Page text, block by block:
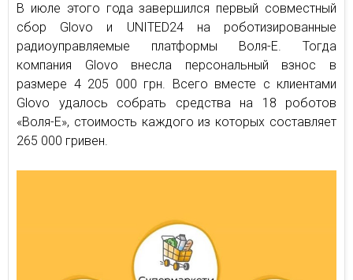
В июле этого года завершился первый совместный
сбор Glovo и UNITED24 на роботизированные
радиоуправляемые платформы Воля-Е. Тогда
компания Glovo внесла персональный взнос в
размере 4 205 000 грн. Всего вместе с клиентами
Glovo удалось собрать средства на 18 роботов
«Воля-Е», стоимость каждого из которых составляет
265 000 гривен.